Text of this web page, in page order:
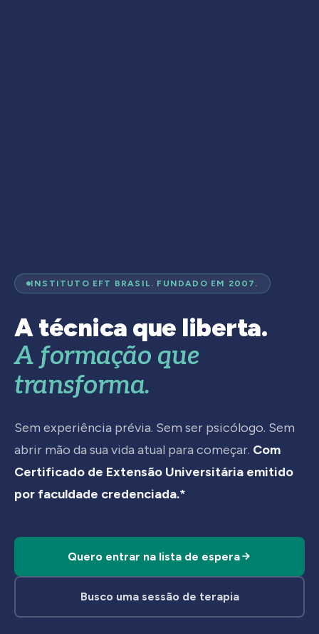
INSTITUTO EFT BRASIL. FUNDADO EM 2007.
A técnica que liberta.
A formação que
transforma.
Sem experiência prévia. Sem ser psicólogo. Sem
abrir mão da sua vida atual para começar. Com
Certificado de Extensão Universitária emitido
por faculdade credenciada.*
Quero entrar na lista de espera
Busco uma sessão de terapia